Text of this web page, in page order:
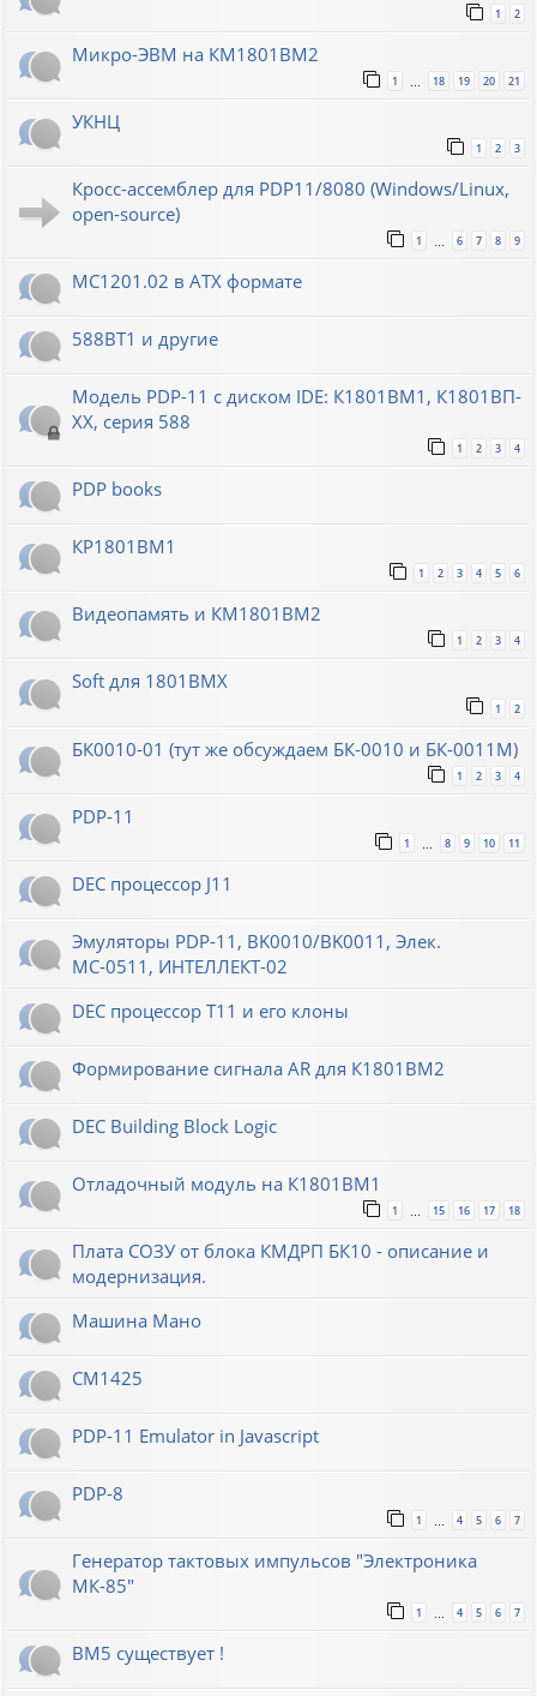
1 2
Микро-ЭВМ на КМ1801ВМ2
1 18 19 20 21
УКНЦ
1 2 3
Кросс-ассемблер для PDP11/8080 (Windows/Linux,
open-source)
1 … 6 7 8 9
МС1201.02 в ATX формате
588ВТ1 и другие
Модель PDP-11 с диском IDE: К1801ВМ1, К1801ВП-
XX, серия 588
1 2 3 4
PDP books
КР1801ВМ1
1 2 3 4 5 6
Видеопамять и КМ1801ВМ2
1 2 3 4
Soft для 1801ВМХ
1 2
БК0010-01 (тут же обсуждаем БК-0010 и БК-0011М)
1 2 3 4
PDP-11
1 8 9 10 11
DEC процессор J11
Эмуляторы PDP-11, BK0010/BK0011, Элек.
МС-0511, ИНТЕЛЛЕКТ-02
DEC процессор T11 и его клоны
Формирование сигнала AR для К1801ВМ2
DEC Building Block Logic
Отладочный модуль на К1801ВМ1
1 15 16 17 18
Плата СОЗУ от блока КМДРП БК10 - описание и
модернизация.
Машина Мано
СМ1425
PDP-11 Emulator in Javascript
PDP-8
1 4 5 6 7
Генератор тактовых импульсов "Электроника
МК-85"
1 4 5 6 7
ВМ5 существует !